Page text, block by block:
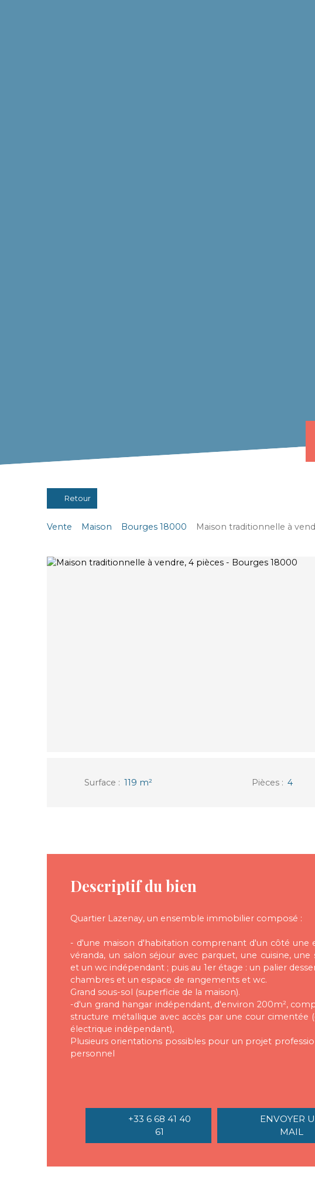
Retour
Vente Maison Bourges 18000 Maison traditionnelle à
Surface : 119 m² Pièces : 4
Descriptif du bien
Quartier Lazenay, un ensemble immobilier composé :
- d'une maison d'habitation comprenant d'un côté une
véranda, un salon séjour avec parquet, une cuisine, une
et un wc indépendant ; puis au 1er étage : un palier
chambres et un espace de rangements et wc.
Grand sous-sol (superficie de la maison).
-d'un grand hangar indépendant, d'environ 200m²,
structure métallique avec accès par une cour cimentée
électrique indépendant),
Plusieurs orientations possibles pour un projet
personnel
+33 6 68 41 40
61
ENVOYER
MAIL